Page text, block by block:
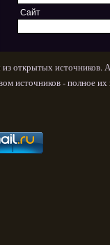
Сайт
открытых
источников - полное